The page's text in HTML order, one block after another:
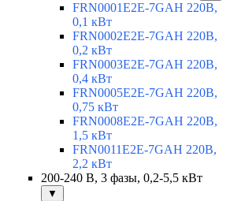
FRN0001E2E-7GAH 220В,
0,1 кВт
FRN0002E2E-7GAH 220В,
0,2 кВт
FRN0003E2E-7GAH 220В,
0,4 кВт
FRN0005E2E-7GAH 220В,
0,75 кВт
FRN0008E2E-7GAH 220В,
1,5 кВт
FRN0011E2E-7GAH 220В,
2,2 кВт
200-240 В, 3 фазы, 0,2-5,5 кВт
▼